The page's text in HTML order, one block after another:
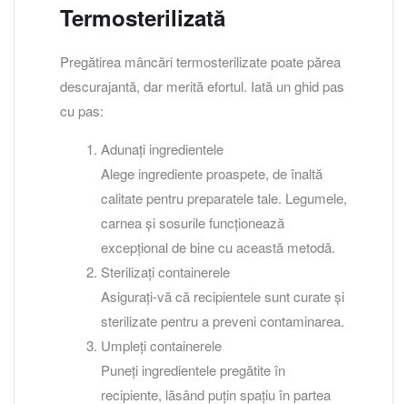
Termosterilizată
Pregătirea mâncări termosterilizate poate părea
descurajantă, dar merită efortul. Iată un ghid pas
cu pas:
Adunați ingredientele
Alege ingrediente proaspete, de înaltă
calitate pentru preparatele tale. Legumele,
carnea și sosurile funcționează
excepțional de bine cu această metodă.
Sterilizați containerele
Asigurați-vă că recipientele sunt curate și
sterilizate pentru a preveni contaminarea.
Umpleți containerele
Puneți ingredientele pregătite în
recipiente, lăsând puțin spațiu în partea